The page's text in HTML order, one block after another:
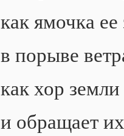
как ямочка ее
в порыве
как хор
и обращает